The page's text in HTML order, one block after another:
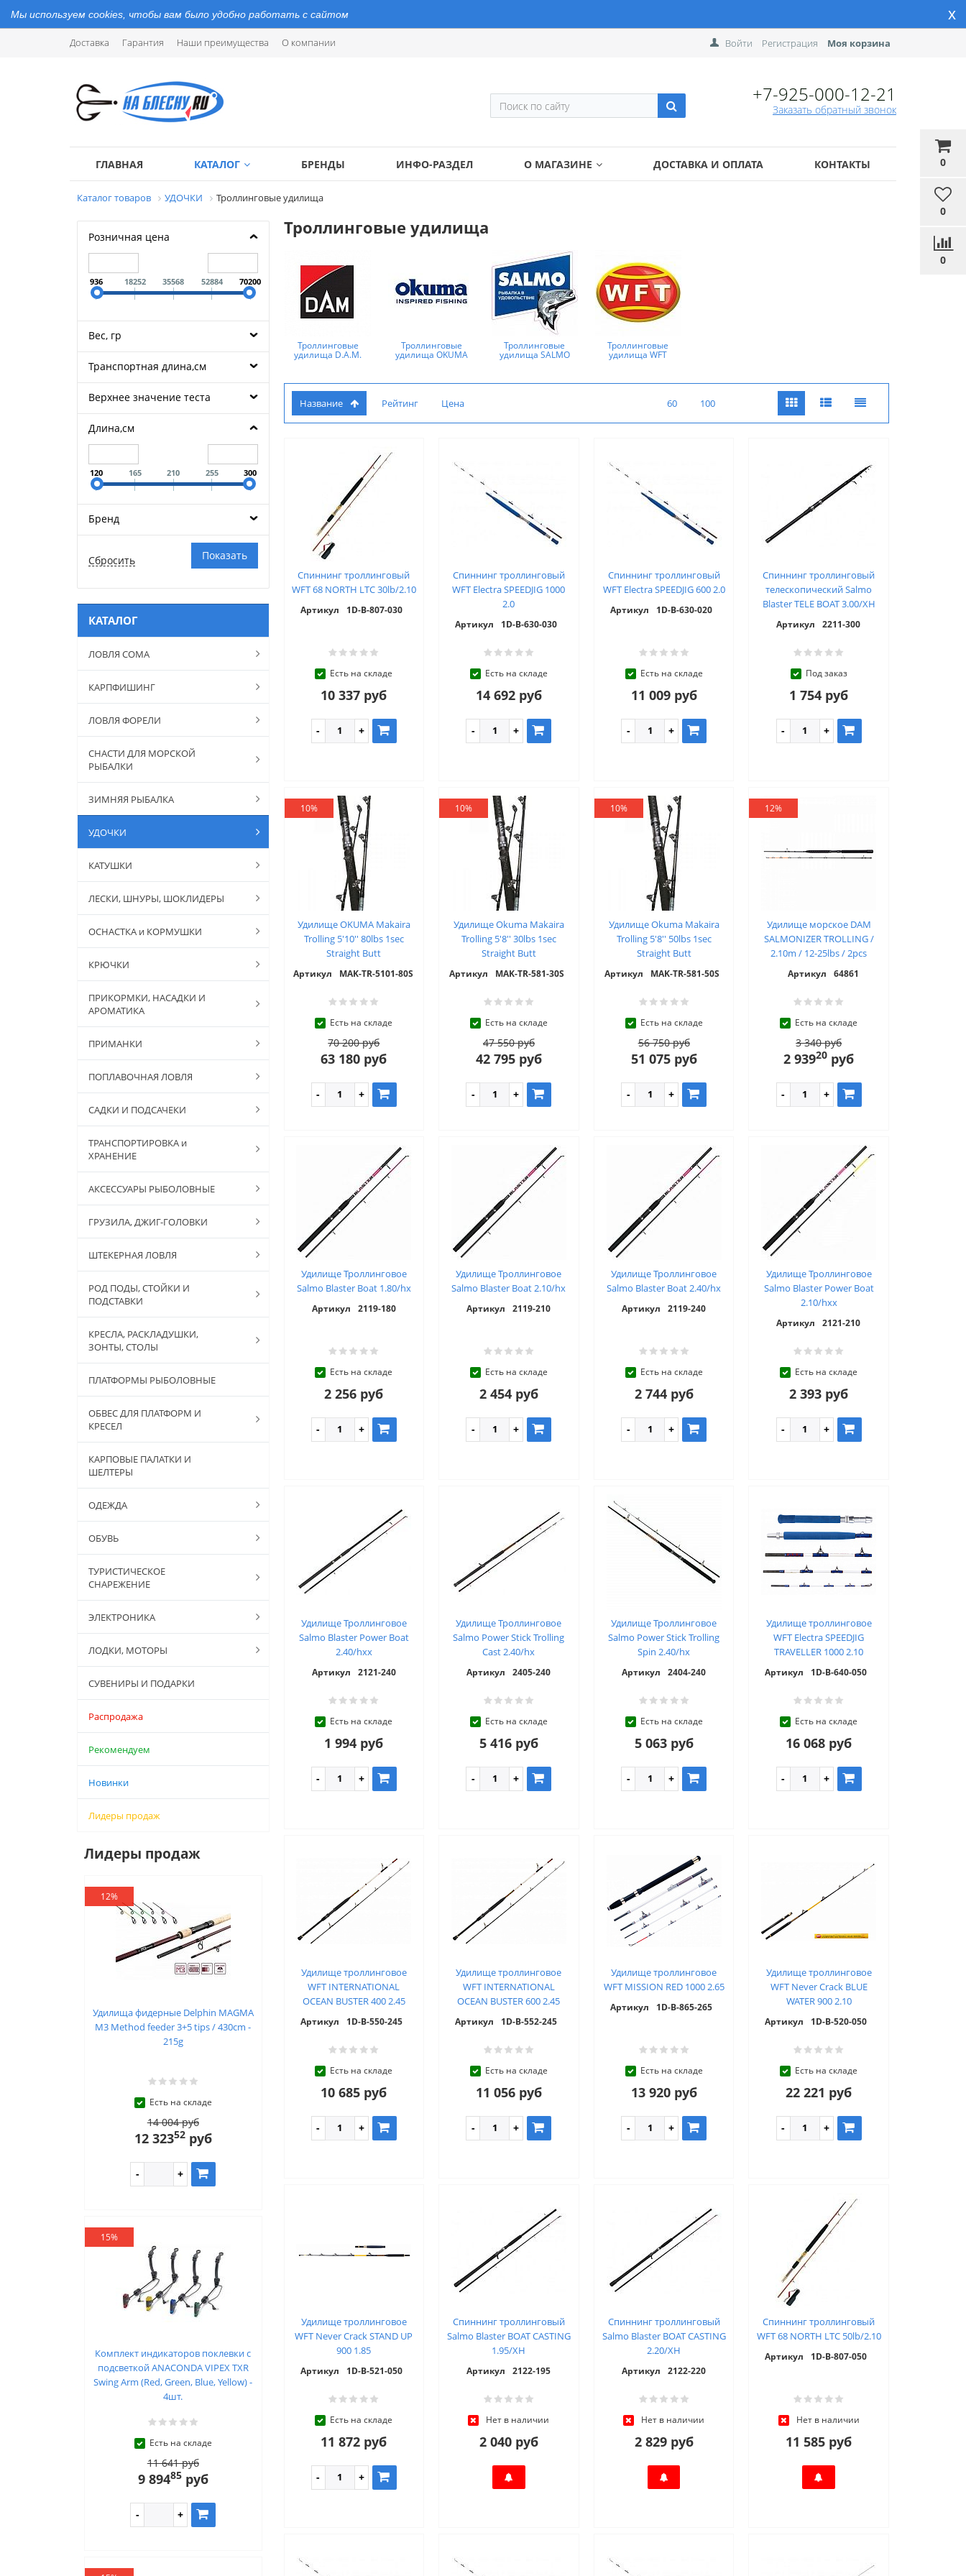
Мы используем cookies, чтобы вам было удобно работать с сайтом x
Доставка Гарантия Наши преимущества О компании
0
0
0
Войти Регистрация Моя корзина
+7-925-000-12-21
Заказать обратный звонок
ГЛАВНАЯ КАТАЛОГ БРЕНДЫ ИНФО-РАЗДЕЛ О МАГАЗИНЕ ДОСТАВКА И ОПЛАТА КОНТАКТЫ
Каталог товаров УДОЧКИ Троллинговые удилища
Розничная цена
936 18252 35568 52884 70200
Вес, гр
Транспортная длина,см
Верхнее значение теста
Длина,см
120 165 210 255 300
Бренд
КАТАЛОГ
ЛОВЛЯ СОМА
КАРПФИШИНГ
ЛОВЛЯ ФОРЕЛИ
СНАСТИ ДЛЯ МОРСКОЙ
РЫБАЛКИ
ЗИМНЯЯ РЫБАЛКА
УДОЧКИ
КАТУШКИ
ЛЕСКИ, ШНУРЫ, ШОКЛИДЕРЫ
ОСНАСТКА и КОРМУШКИ
КРЮЧКИ
ПРИКОРМКИ, НАСАДКИ И
АРОМАТИКА
ПРИМАНКИ
ПОПЛАВОЧНАЯ ЛОВЛЯ
САДКИ И ПОДСАЧЕКИ
ТРАНСПОРТИРОВКА и
ХРАНЕНИЕ
АКСЕССУАРЫ РЫБОЛОВНЫЕ
ГРУЗИЛА, ДЖИГ-ГОЛОВКИ
ШТЕКЕРНАЯ ЛОВЛЯ
РОД ПОДЫ, СТОЙКИ И
ПОДСТАВКИ
КРЕСЛА, РАСКЛАДУШКИ,
ЗОНТЫ, СТОЛЫ
ПЛАТФОРМЫ РЫБОЛОВНЫЕ
ОБВЕС ДЛЯ ПЛАТФОРМ И
КРЕСЕЛ
КАРПОВЫЕ ПАЛАТКИ И
ШЕЛТЕРЫ
ОДЕЖДА
ОБУВЬ
ТУРИСТИЧЕСКОЕ
СНАРЕЖЕНИЕ
ЭЛЕКТРОНИКА
ЛОДКИ, МОТОРЫ
СУВЕНИРЫ И ПОДАРКИ
Распродажа
Рекомендуем
Новинки
Лидеры продаж
Лидеры продаж
12%
Удилища фидерные Delphin MAGMA
M3 Method feeder 3+5 tips / 430cm -
215g
Есть на складе
14 004 руб
12 32352руб
15%
Комплект индикаторов поклевки с
подсветкой ANACONDA VIPEX TXR
Swing Arm (Red, Green, Blue, Yellow) -
4шт.
Есть на складе
11 641 руб
9 89485руб
Троллинговые удилища
Троллинговые
удилища D.A.M.
Троллинговые
удилища OKUMA
Троллинговые
удилища SALMO
Троллинговые
удилища WFT
Название Рейтинг Цена 60 100
Спиннинг троллинговый
WFT 68 NORTH LTC 30lb/2.10
Артикул 1D-B-807-030
Есть на складе
10 337 руб
Спиннинг троллинговый
WFT Electra SPEEDJIG 1000
2.0
Артикул 1D-B-630-030
Есть на складе
14 692 руб
Спиннинг троллинговый
WFT Electra SPEEDJIG 600 2.0
Артикул 1D-B-630-020
Есть на складе
11 009 руб
Спиннинг троллинговый
телескопический Salmo
Blaster TELE BOAT 3.00/XH
Артикул 2211-300
Под заказ
1 754 руб
10%
Удилище OKUMA Makaira
Trolling 5'10'' 80lbs 1sec
Straight Butt
Артикул MAK-TR-5101-80S
Есть на складе
70 200 руб
63 180 руб
10%
Удилище Okuma Makaira
Trolling 5'8'' 30lbs 1sec
Straight Butt
Артикул MAK-TR-581-30S
Есть на складе
47 550 руб
42 795 руб
10%
Удилище Okuma Makaira
Trolling 5'8'' 50lbs 1sec
Straight Butt
Артикул MAK-TR-581-50S
Есть на складе
56 750 руб
51 075 руб
12%
Удилище морское DAM
SALMONIZER TROLLING /
2.10m / 12-25lbs / 2pcs
Артикул 64861
Есть на складе
3 340 руб
2 93920 руб
Удилище Троллинговое
Salmo Blaster Boat 1.80/hx
Артикул 2119-180
Есть на складе
2 256 руб
Удилище Троллинговое
Salmo Blaster Boat 2.10/hx
Артикул 2119-210
Есть на складе
2 454 руб
Удилище Троллинговое
Salmo Blaster Boat 2.40/hx
Артикул 2119-240
Есть на складе
2 744 руб
Удилище Троллинговое
Salmo Blaster Power Boat
2.10/hxx
Артикул 2121-210
Есть на складе
2 393 руб
Удилище Троллинговое
Salmo Blaster Power Boat
2.40/hxx
Артикул 2121-240
Есть на складе
1 994 руб
Удилище Троллинговое
Salmo Power Stick Trolling
Cast 2.40/hx
Артикул 2405-240
Есть на складе
5 416 руб
Удилище Троллинговое
Salmo Power Stick Trolling
Spin 2.40/hx
Артикул 2404-240
Есть на складе
5 063 руб
Удилище троллинговое
WFT Electra SPEEDJIG
TRAVELLER 1000 2.10
Артикул 1D-B-640-050
Есть на складе
16 068 руб
Удилище троллинговое
WFT INTERNATIONAL
OCEAN BUSTER 400 2.45
Артикул 1D-B-550-245
Есть на складе
10 685 руб
Удилище троллинговое
WFT INTERNATIONAL
OCEAN BUSTER 600 2.45
Артикул 1D-B-552-245
Есть на складе
11 056 руб
Удилище троллинговое
WFT MISSION RED 1000 2.65
Артикул 1D-B-865-265
Есть на складе
13 920 руб
Удилище троллинговое
WFT Never Crack BLUE
WATER 900 2.10
Артикул 1D-B-520-050
Есть на складе
22 221 руб
Удилище троллинговое
WFT Never Crack STAND UP
900 1.85
Артикул 1D-B-521-050
Есть на складе
11 872 руб
Спиннинг троллинговый
Salmo Blaster BOAT CASTING
1.95/XH
Артикул 2122-195
Нет в наличии
2 040 руб
Спиннинг троллинговый
Salmo Blaster BOAT CASTING
2.20/XH
Артикул 2122-220
Нет в наличии
2 829 руб
Спиннинг троллинговый
WFT 68 NORTH LTC 50lb/2.10
Артикул 1D-B-807-050
Нет в наличии
11 585 руб